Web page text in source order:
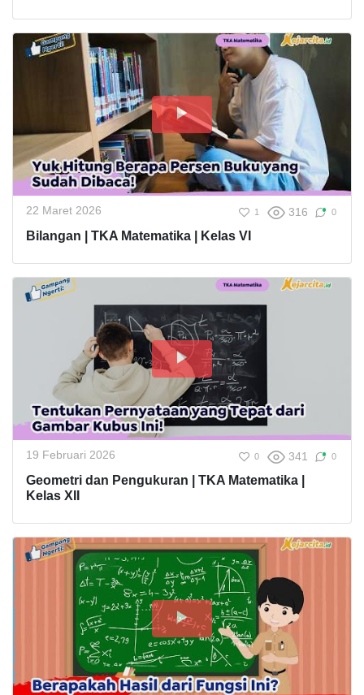
22 Maret 2026 1 316 0
Bilangan | TKA Matematika | Kelas VI
19 Februari 2026 0 341 0
Geometri dan Pengukuran | TKA Matematika |
Kelas XII